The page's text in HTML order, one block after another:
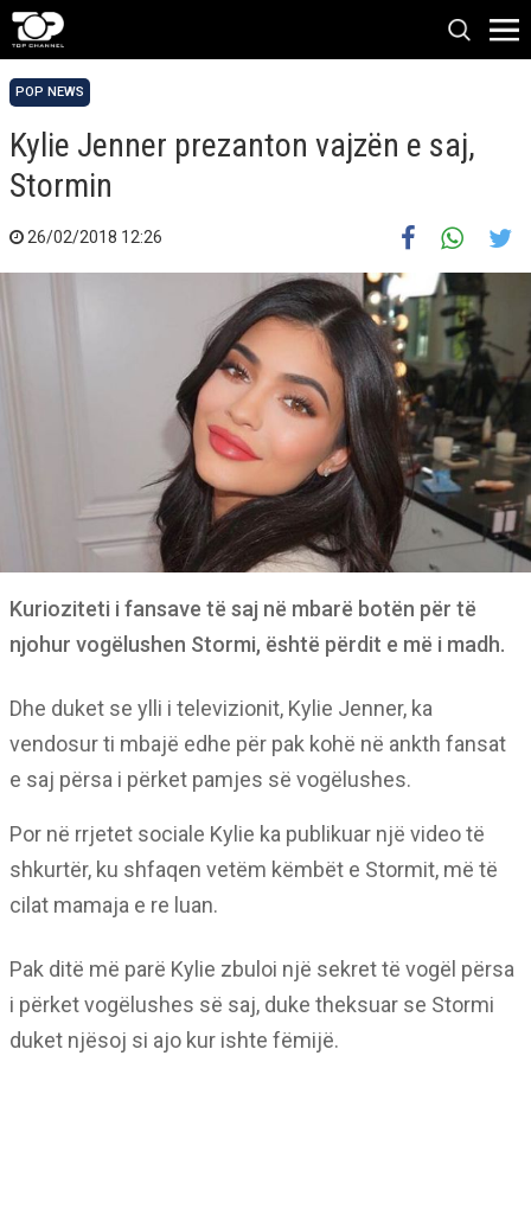
POP NEWS
Kylie Jenner prezanton vajzën e saj,
Stormin
26/02/2018 12:26
Kurioziteti i fansave të saj në mbarë botën për të
njohur vogëlushen Stormi, është përdit e më i madh.
Dhe duket se ylli i televizionit, Kylie Jenner, ka
vendosur ti mbajë edhe për pak kohë në ankth fansat
e saj përsa i përket pamjes së vogëlushes.
Por në rrjetet sociale Kylie ka publikuar një video të
shkurtër, ku shfaqen vetëm këmbët e Stormit, më të
cilat mamaja e re luan.
Pak ditë më parë Kylie zbuloi një sekret të vogël përsa
i përket vogëlushes së saj, duke theksuar se Stormi
duket njësoj si ajo kur ishte fëmijë.